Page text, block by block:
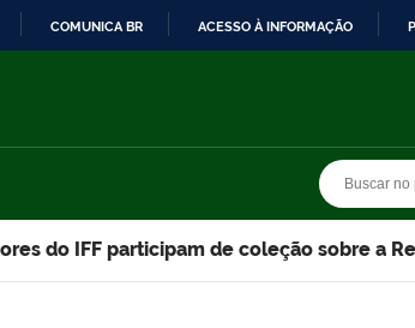
COMUNICA BR ACESSO À INFORMAÇÃO
do IFF participam de coleção sobre a